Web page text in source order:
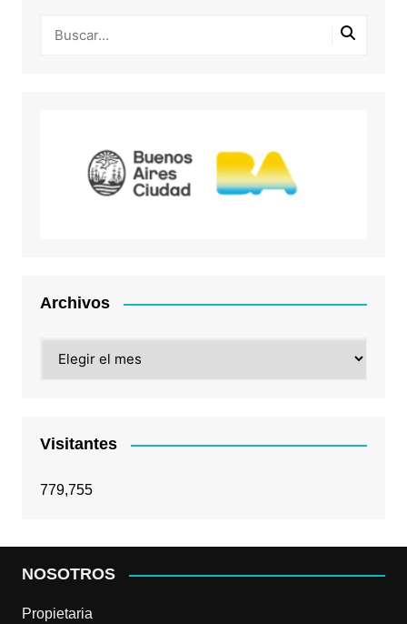
Archivos
Visitantes
779,755
NOSOTROS
Propietaria